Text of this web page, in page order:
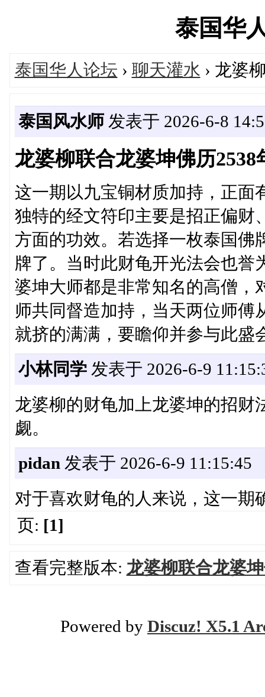
泰国华
泰国华人论坛 › 聊天灌水 › 龙婆
泰国风水师发表于 2026-6-8
龙婆柳联合龙婆坤佛历2538
这一期以九宝铜材质加持，正面
独特的经文符印主要是招正偏财
方面的功效。若选择一枚泰国佛
牌了。当时此财龟开光法会也誉
婆坤大师都是非常知名的高僧，
师共同督造加持，当天两位师傅
就挤的满满，要瞻仰并参与此盛
小林同学发表于 2026-6-9
龙婆柳的财龟加上龙婆坤的招财
觑。
pidan 发表于 2026-6-9 11:15:45
对于喜欢财龟的人来说，这一期
页: [1]
查看完整版本: 龙婆柳联合龙婆
Powered by Discuz! X5.1